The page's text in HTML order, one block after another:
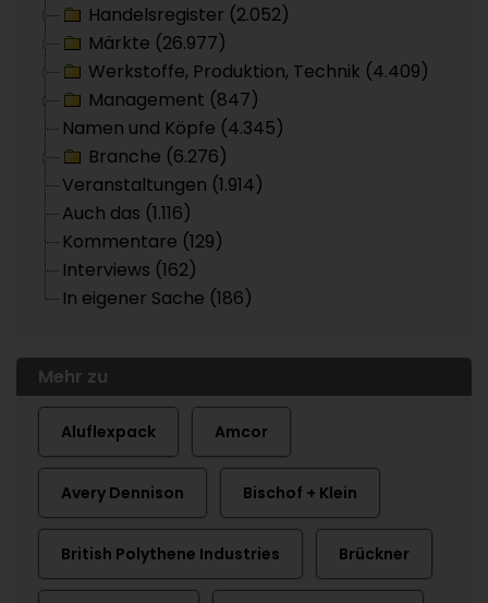
Handelsregister (2.052)
Märkte (26.977)
Werkstoffe, Produktion, Technik (4.409)
Management (847)
Namen und Köpfe (4.345)
Branche (6.276)
Veranstaltungen (1.914)
Auch das (1.116)
Kommentare (129)
Interviews (162)
In eigener Sache (186)
Mehr zu
Aluflexpack Amcor
Avery Dennison Bischof + Klein
British Polythene Industries Brückner